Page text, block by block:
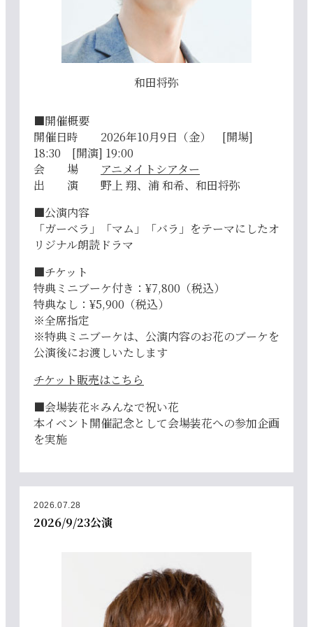
和田将弥
■開催概要
開催日時 2026年10月9日（金） [開場]
18:30 [開演] 19:00
会 場 アニメイトシアター
出 演 野上 翔、浦 和希、和田将弥
■公演内容
「ガーベラ」「マム」「バラ」をテーマにしたオ
リジナル朗読ドラマ
■チケット
特典ミニブーケ付き：¥7,800（税込）
特典なし：¥5,900（税込）
※全席指定
※特典ミニブーケは、公演内容のお花のブーケを
公演後にお渡しいたします
チケット販売はこちら
■会場装花＊みんなで祝い花
本イベント開催記念として会場装花への参加企画
を実施
2026.07.28
2026/9/23公演